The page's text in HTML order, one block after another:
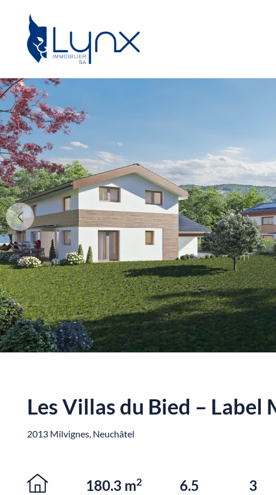
Les Villas du Bied – Label
2013 Milvignes, Neuchâtel
180.3 m2 6.5 3